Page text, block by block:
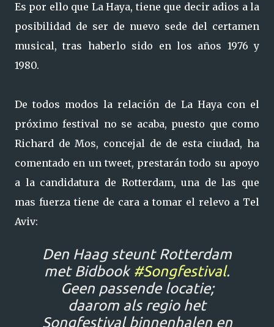
Es por ello que La Haya, tiene que decir adios a la
posibilidad de ser de nuevo sede del certamen
musical, tras haberlo sido en los años 1976 y
1980.
De todos modos la relación de La Haya con el
próximo festival no se acaba, puesto que como
Richard de Mos, concejal de de esta ciudad, ha
comentado en un tweet, prestarán todo su apoyo
a la candidatura de Rotterdam, una de las que
mas fuerza tiene de cara a tomar el relevo a Tel
Aviv:
Den Haag steunt Rotterdam
met Bidbook #Songfestival.
Geen passende locatie;
daarom als regio het
Songfestival binnenhalen en